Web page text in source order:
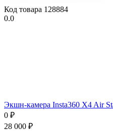
Код товара 128884
0.0
Экшн-камера Insta360 X4 Air
0 ₽
28 000 ₽